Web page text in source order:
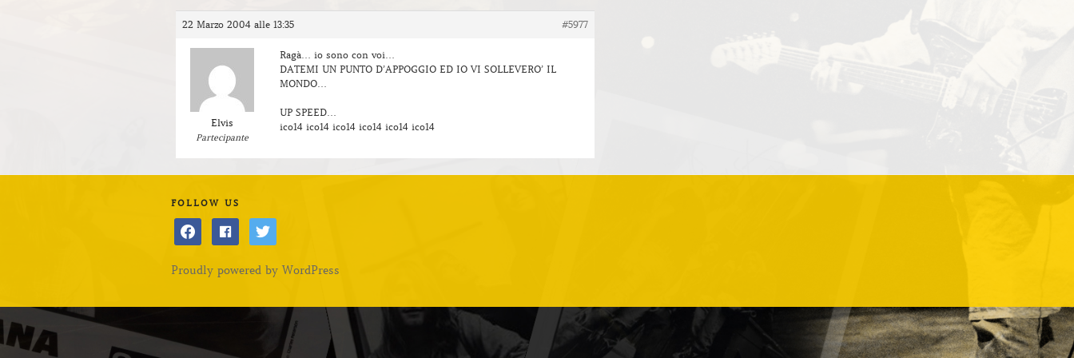
22 Marzo 2004 alle 13:35 #5977
Elvis
Partecipante
Ragà… io sono con voi…
DATEMI UN PUNTO D’APPOGGIO ED IO VI SOLLEVERO’ IL
MONDO…
UP SPEED…
ico14 ico14 ico14 ico14 ico14 ico14
FOLLOW US
facebookfacebooktwitter
Proudly powered by WordPress